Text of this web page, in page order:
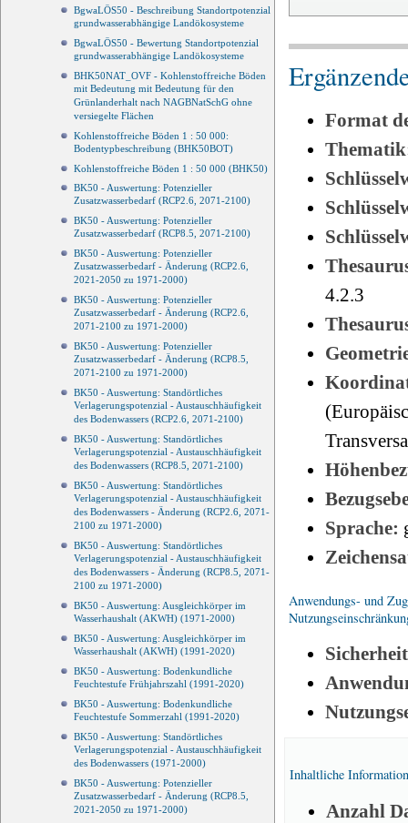
BgwaLÖS50 - Beschreibung Standortpotenzial
grundwasserabhängige Landökosysteme
BgwaLÖS50 - Bewertung Standortpotenzial
grundwasserabhängige Landökosysteme
BHK50NAT_OVF - Kohlenstoffreiche Böden
mit Bedeutung mit Bedeutung für den
Grünlanderhalt nach NAGBNatSchG ohne
versiegelte Flächen
Kohlenstoffreiche Böden 1 : 50 000:
Bodentypbeschreibung (BHK50BOT)
Kohlenstoffreiche Böden 1 : 50 000 (BHK50)
BK50 - Auswertung: Potenzieller
Zusatzwasserbedarf (RCP2.6, 2071-2100)
BK50 - Auswertung: Potenzieller
Zusatzwasserbedarf (RCP8.5, 2071-2100)
BK50 - Auswertung: Potenzieller
Zusatzwasserbedarf - Änderung (RCP2.6,
2021-2050 zu 1971-2000)
BK50 - Auswertung: Potenzieller
Zusatzwasserbedarf - Änderung (RCP2.6,
2071-2100 zu 1971-2000)
BK50 - Auswertung: Potenzieller
Zusatzwasserbedarf - Änderung (RCP8.5,
2071-2100 zu 1971-2000)
BK50 - Auswertung: Standörtliches
Verlagerungspotenzial - Austauschhäufigkeit
des Bodenwassers (RCP2.6, 2071-2100)
BK50 - Auswertung: Standörtliches
Verlagerungspotenzial - Austauschhäufigkeit
des Bodenwassers (RCP8.5, 2071-2100)
BK50 - Auswertung: Standörtliches
Verlagerungspotenzial - Austauschhäufigkeit
des Bodenwassers - Änderung (RCP2.6, 2071-
2100 zu 1971-2000)
BK50 - Auswertung: Standörtliches
Verlagerungspotenzial - Austauschhäufigkeit
des Bodenwassers - Änderung (RCP8.5, 2071-
2100 zu 1971-2000)
BK50 - Auswertung: Ausgleichkörper im
Wasserhaushalt (AKWH) (1971-2000)
BK50 - Auswertung: Ausgleichkörper im
Wasserhaushalt (AKWH) (1991-2020)
BK50 - Auswertung: Bodenkundliche
Feuchtestufe Frühjahrszahl (1991-2020)
BK50 - Auswertung: Bodenkundliche
Feuchtestufe Sommerzahl (1991-2020)
BK50 - Auswertung: Standörtliches
Verlagerungspotenzial - Austauschhäufigkeit
des Bodenwassers (1971-2000)
BK50 - Auswertung: Potenzieller
Zusatzwasserbedarf - Änderung (RCP8.5,
2021-2050 zu 1971-2000)
Format
4.2.3
Sprache:
Anwendungs- und
Inhaltliche
Anzahl